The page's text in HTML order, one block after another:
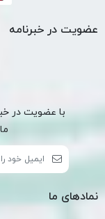
عضویت در خبرنامه
با عضویت در
نمادهای ما